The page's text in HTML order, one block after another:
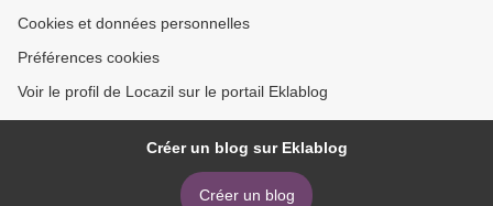
Cookies et données personnelles
Préférences cookies
Voir le profil de Locazil sur le portail Eklablog
Créer un blog sur Eklablog
Créer un blog